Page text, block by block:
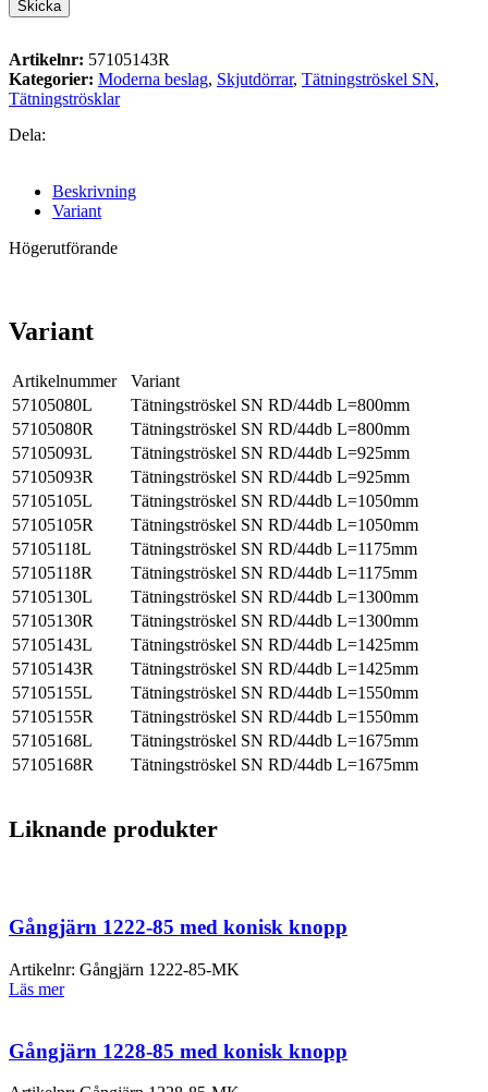
Artikelnr: 57105143R
Kategorier: Moderna beslag, Skjutdörrar, Tätningströskel SN,
Tätningströsklar
Dela:
Beskrivning
Variant
Högerutförande
Variant
Artikelnummer
Variant
57105080L
Tätningströskel SN RD/44db L=800mm
57105080R
Tätningströskel SN RD/44db L=800mm
57105093L
Tätningströskel SN RD/44db L=925mm
57105093R
Tätningströskel SN RD/44db L=925mm
57105105L
Tätningströskel SN RD/44db L=1050mm
57105105R
Tätningströskel SN RD/44db L=1050mm
57105118L
Tätningströskel SN RD/44db L=1175mm
57105118R
Tätningströskel SN RD/44db L=1175mm
57105130L
Tätningströskel SN RD/44db L=1300mm
57105130R
Tätningströskel SN RD/44db L=1300mm
57105143L
Tätningströskel SN RD/44db L=1425mm
57105143R
Tätningströskel SN RD/44db L=1425mm
57105155L
Tätningströskel SN RD/44db L=1550mm
57105155R
Tätningströskel SN RD/44db L=1550mm
57105168L
Tätningströskel SN RD/44db L=1675mm
57105168R
Tätningströskel SN RD/44db L=1675mm
Liknande produkter
Gångjärn 1222-85 med konisk knopp
Artikelnr: Gångjärn 1222-85-MK
Läs mer
Gångjärn 1228-85 med konisk knopp